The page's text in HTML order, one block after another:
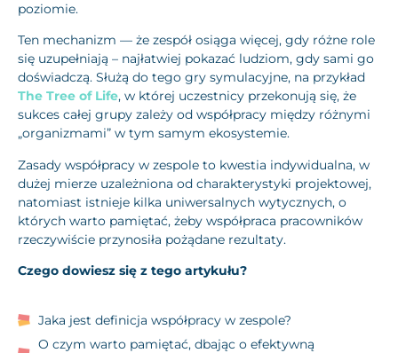
poziomie.
Ten mechanizm — że zespół osiąga więcej, gdy różne role
się uzupełniają – najłatwiej pokazać ludziom, gdy sami go
doświadczą. Służą do tego gry symulacyjne, na przykład
The Tree of Life, w której uczestnicy przekonują się, że
sukces całej grupy zależy od współpracy między różnymi
„organizmami” w tym samym ekosystemie.
Zasady współpracy w zespole to kwestia indywidualna, w
dużej mierze uzależniona od charakterystyki projektowej,
natomiast istnieje kilka uniwersalnych wytycznych, o
których warto pamiętać, żeby współpraca pracowników
rzeczywiście przynosiła pożądane rezultaty.
Czego dowiesz się z tego artykułu?
Jaka jest definicja współpracy w zespole?
O czym warto pamiętać, dbając o efektywną